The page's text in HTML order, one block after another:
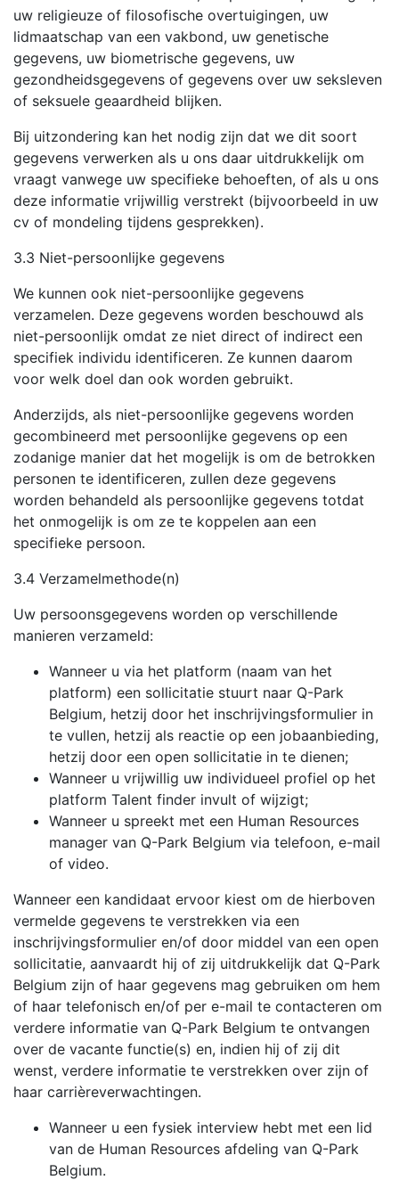
uw religieuze of filosofische overtuigingen, uw
lidmaatschap van een vakbond, uw genetische
gegevens, uw biometrische gegevens, uw
gezondheidsgegevens of gegevens over uw seksleven
of seksuele geaardheid blijken.
Bij uitzondering kan het nodig zijn dat we dit soort
gegevens verwerken als u ons daar uitdrukkelijk om
vraagt vanwege uw specifieke behoeften, of als u ons
deze informatie vrijwillig verstrekt (bijvoorbeeld in uw
cv of mondeling tijdens gesprekken).
3.3 Niet-persoonlijke gegevens
We kunnen ook niet-persoonlijke gegevens
verzamelen. Deze gegevens worden beschouwd als
niet-persoonlijk omdat ze niet direct of indirect een
specifiek individu identificeren. Ze kunnen daarom
voor welk doel dan ook worden gebruikt.
Anderzijds, als niet-persoonlijke gegevens worden
gecombineerd met persoonlijke gegevens op een
zodanige manier dat het mogelijk is om de betrokken
personen te identificeren, zullen deze gegevens
worden behandeld als persoonlijke gegevens totdat
het onmogelijk is om ze te koppelen aan een
specifieke persoon.
3.4 Verzamelmethode(n)
Uw persoonsgegevens worden op verschillende
manieren verzameld:
Wanneer u via het platform (naam van het
platform) een sollicitatie stuurt naar Q-Park
Belgium, hetzij door het inschrijvingsformulier in
te vullen, hetzij als reactie op een jobaanbieding,
hetzij door een open sollicitatie in te dienen;
Wanneer u vrijwillig uw individueel profiel op het
platform Talent finder invult of wijzigt;
Wanneer u spreekt met een Human Resources
manager van Q-Park Belgium via telefoon, e-mail
of video.
Wanneer een kandidaat ervoor kiest om de hierboven
vermelde gegevens te verstrekken via een
inschrijvingsformulier en/of door middel van een open
sollicitatie, aanvaardt hij of zij uitdrukkelijk dat Q-Park
Belgium zijn of haar gegevens mag gebruiken om hem
of haar telefonisch en/of per e-mail te contacteren om
verdere informatie van Q-Park Belgium te ontvangen
over de vacante functie(s) en, indien hij of zij dit
wenst, verdere informatie te verstrekken over zijn of
haar carrièreverwachtingen.
Wanneer u een fysiek interview hebt met een lid
van de Human Resources afdeling van Q-Park
Belgium.